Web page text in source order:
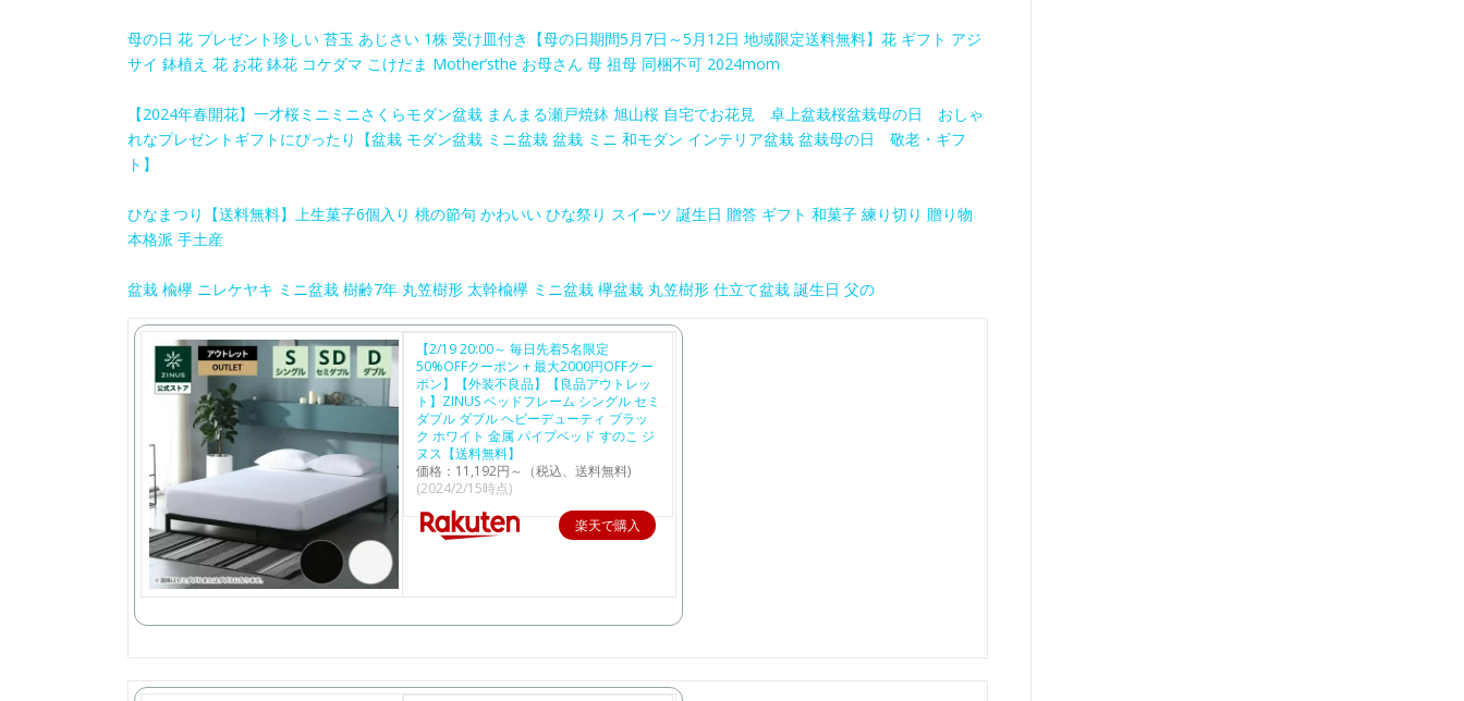
母の日 花 プレゼント珍しい 苔玉 あじさい 1株 受け皿付き【母の日期間5月7日～5月12日 地域限定送料無料】花 ギフト アジ
サイ 鉢植え 花 お花 鉢花 コケダマ こけだま Mother’sthe お母さん 母 祖母 同梱不可 2024mom
【2024年春開花】一才桜ミニミニさくらモダン盆栽 まんまる瀬戸焼鉢 旭山桜 自宅でお花見 卓上盆栽桜盆栽母の日 おしゃ
れなプレゼントギフトにぴったり【盆栽 モダン盆栽 ミニ盆栽 盆栽 ミニ 和モダン インテリア盆栽 盆栽母の日 敬老・ギフ
ト】
ひなまつり【送料無料】上生菓子6個入り 桃の節句 かわいい ひな祭り スイーツ 誕生日 贈答 ギフト 和菓子 練り切り 贈り物
本格派 手土産
盆栽 楡欅 ニレケヤキ ミニ盆栽 樹齢7年 丸笠樹形 太幹楡欅 ミニ盆栽 欅盆栽 丸笠樹形 仕立て盆栽 誕生日 父の
【2/19 20:00～ 毎日先着5名限定
50%OFFクーポン + 最大2000円OFFクー
ポン】【外装不良品】【良品アウトレッ
ト】ZINUS ベッドフレーム シングル セミ
ダブル ダブル ヘビーデューティ ブラッ
ク ホワイト 金属 パイプベッド すのこ ジ
ヌス【送料無料】
価格：11,192円～（税込、送料無料)
(2024/2/15時点)
楽天で購入